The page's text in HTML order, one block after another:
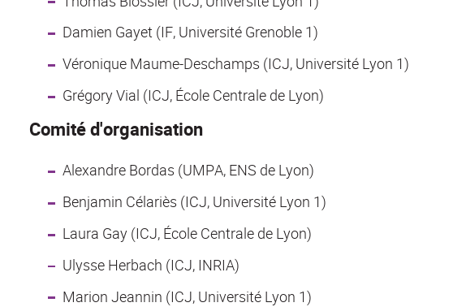
Damien Gayet (IF, Université Grenoble 1)
Véronique Maume-Deschamps (ICJ, Université Lyon 1)
Grégory Vial (ICJ, École Centrale de Lyon)
Comité d'organisation
Alexandre Bordas (UMPA, ENS de Lyon)
Benjamin Célariès (ICJ, Université Lyon 1)
Laura Gay (ICJ, École Centrale de Lyon)
Ulysse Herbach (ICJ, INRIA)
Marion Jeannin (ICJ, Université Lyon 1)